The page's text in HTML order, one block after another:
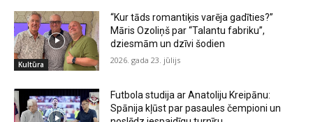
Kultūra
“Kur tāds romantiķis varēja gadīties?”
Māris Ozoliņš par “Talantu fabriku”,
dziesmām un dzīvi šodien
2026. gada 23. jūlijs
Futbola studija ar Anatoliju Kreipānu:
Spānija kļūst par pasaules čempioni un